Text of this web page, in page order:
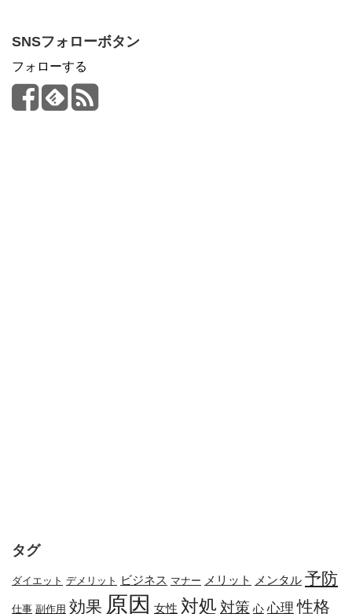
SNSフォローボタン
フォローする
タグ
ダイエット デメリット ビジネス マナー メリット メンタル 予防
仕事 副作用 効果 原因 女性 対処 対策 心 心理 性格